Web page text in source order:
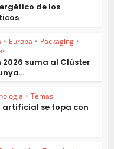
de los
• Europa • Packaging •
2026 suma al Clúster
• Temas
artificial se topa con